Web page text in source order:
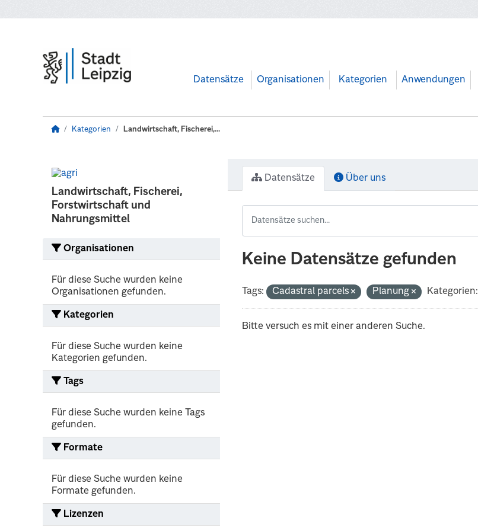
Datensätze Organisationen Kategorien Anwendungen
Kategorien Landwirtschaft, Fischerei,...
Landwirtschaft, Fischerei,
Forstwirtschaft und
Nahrungsmittel
Organisationen
Für diese Suche wurden keine
Organisationen gefunden.
Kategorien
Für diese Suche wurden keine
Kategorien gefunden.
Tags
Für diese Suche wurden keine Tags
gefunden.
Formate
Für diese Suche wurden keine
Formate gefunden.
Lizenzen
Datensätze Über uns
Keine Datensätze gefunden
Tags: Cadastral parcels Planung Kategorien:
Bitte versuch es mit einer anderen Suche.